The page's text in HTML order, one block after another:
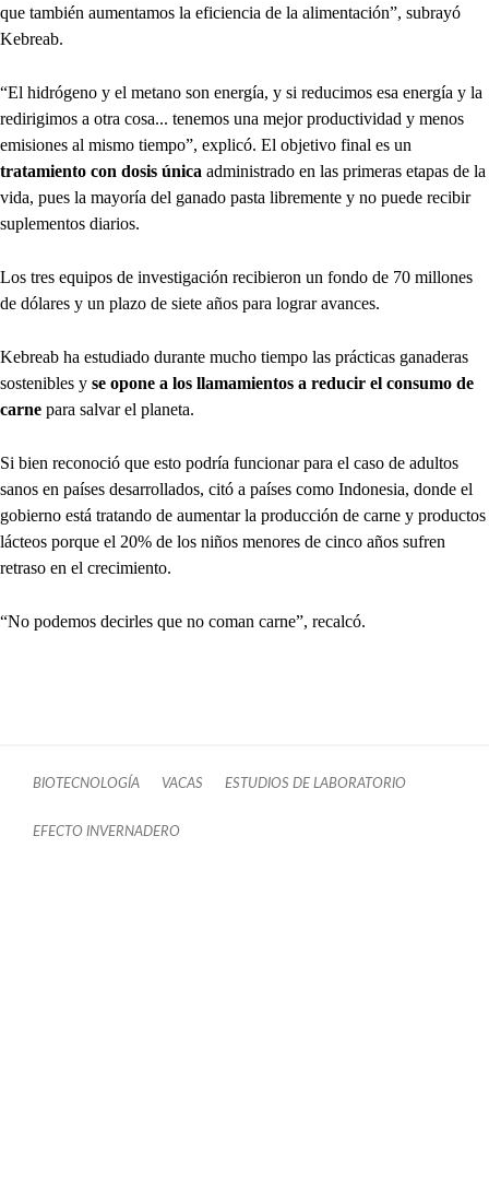
que también aumentamos la eficiencia de la alimentación”, subrayó
Kebreab.
“El hidrógeno y el metano son energía, y si reducimos esa energía y la
redirigimos a otra cosa... tenemos una mejor productividad y menos
emisiones al mismo tiempo”, explicó. El objetivo final es un
tratamiento con dosis única administrado en las primeras etapas de la
vida, pues la mayoría del ganado pasta libremente y no puede recibir
suplementos diarios.
Los tres equipos de investigación recibieron un fondo de 70 millones
de dólares y un plazo de siete años para lograr avances.
Kebreab ha estudiado durante mucho tiempo las prácticas ganaderas
sostenibles y se opone a los llamamientos a reducir el consumo de
carne para salvar el planeta.
Si bien reconoció que esto podría funcionar para el caso de adultos
sanos en países desarrollados, citó a países como Indonesia, donde el
gobierno está tratando de aumentar la producción de carne y productos
lácteos porque el 20% de los niños menores de cinco años sufren
retraso en el crecimiento.
“No podemos decirles que no coman carne”, recalcó.
BIOTECNOLOGÍA VACAS ESTUDIOS DE LABORATORIO
EFECTO INVERNADERO